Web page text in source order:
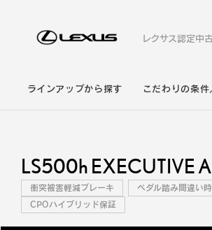
レクサス認定中
ラインアップから探す こだわりの条
LS500h EXECUTIVE
衝突被害軽減ブレーキ
ペダル踏み間違い
CPOハイブリッド保証